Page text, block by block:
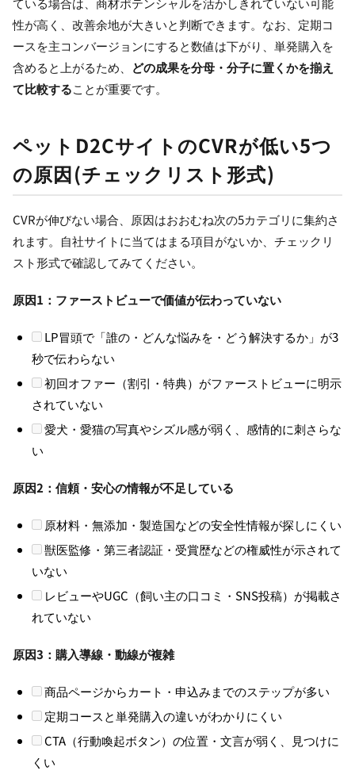
性が高く、改善余地が大きいと判断できます。なお、定期コ
ースを主コンバージョンにすると数値は下がり、単発購入を
含めると上がるため、 どの成果を分母・分子に置くかを揃え
て比較することが重要です。
ペットD2CサイトのCVRが低い5つ
の原因(チェックリスト形式)
CVRが伸びない場合、原因はおおむね次の5カテゴリに集約さ
れます。自社サイトに当てはまる項目がないか、チェックリ
スト形式で確認してみてください。
原因1：ファーストビューで価値が伝わっていない
LP冒頭で「誰の・どんな悩みを・どう解決するか」が3
秒で伝わらない
初回オファー（割引・特典）がファーストビューに明示
されていない
愛犬・愛猫の写真やシズル感が弱く、感情的に刺さらな
い
原因2：信頼・安心の情報が不足している
原材料・無添加・製造国などの安全性情報が探しにくい
獣医監修・第三者認証・受賞歴などの権威性が示されて
いない
レビューやUGC（飼い主の口コミ・SNS投稿）が掲載さ
れていない
原因3：購入導線・動線が複雑
商品ページからカート・申込みまでのステップが多い
定期コースと単発購入の違いがわかりにくい
CTA（行動喚起ボタン）の位置・文言が弱く、見つけに
くい